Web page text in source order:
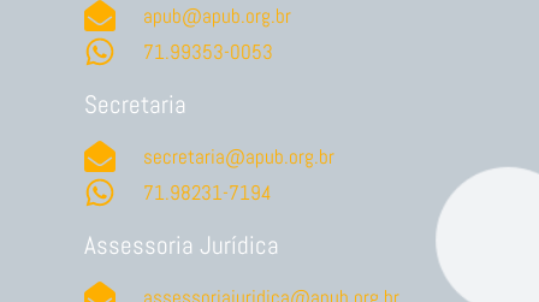
apub@apub.org.br
71.99353-0053
Secretaria
secretaria@apub.org.br
71.98231-7194
Assessoria Jurídica